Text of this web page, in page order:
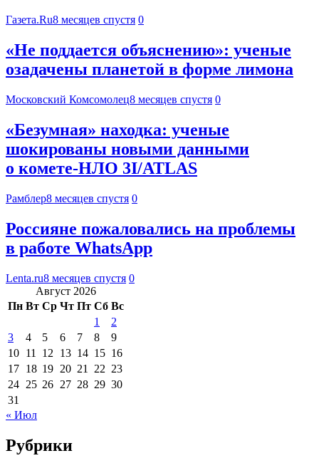
Газета.Ru8 месяцев спустя 0
«Не поддается объяснению»: ученые
озадачены планетой в форме лимона
Московский Комсомолец8 месяцев спустя 0
«Безумная» находка: ученые
шокированы новыми данными
о комете-НЛО 3I/ATLAS
Рамблер8 месяцев спустя 0
Россияне пожаловались на проблемы
в работе WhatsApp
Lenta.ru8 месяцев спустя 0
Август 2026
Пн Вт Ср Чт Пт Сб Вс
1
2
3
4 5 6 7 8
9
10 11 12 13 14 15 16
17 18 19 20 21 22 23
24 25 26 27 28 29 30
31
« Июл
Рубрики